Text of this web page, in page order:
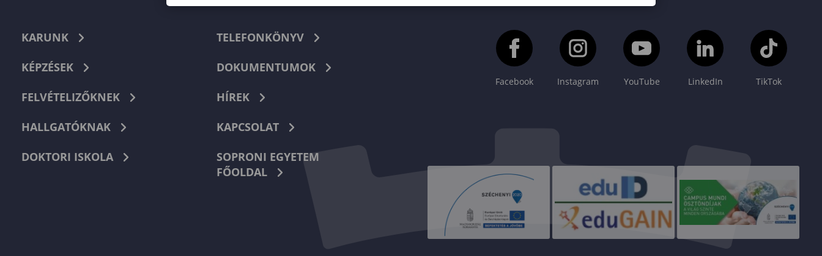
KARUNK
KÉPZÉSEK
FELVÉTELIZŐKNEK
HALLGATÓKNAK
DOKTORI ISKOLA
TELEFONKÖNYV
DOKUMENTUMOK
HÍREK
KAPCSOLAT
SOPRONI EGYETEM
FŐOLDAL
Facebook Instagram YouTube LinkedIn TikTok